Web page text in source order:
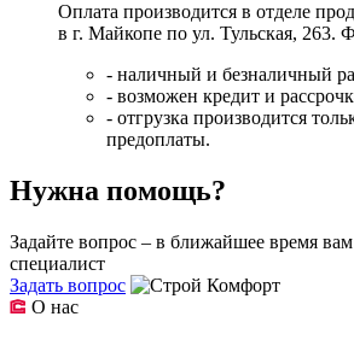
Оплата производится в отделе
в г. Майкопе по ул. Тульская, 263.
- наличный и безналичный
- возможен кредит и
- отгрузка производится
предоплаты.
Нужна помощь?
Задайте вопрос – в ближайшее время
специалист
Задать вопрос
О нас